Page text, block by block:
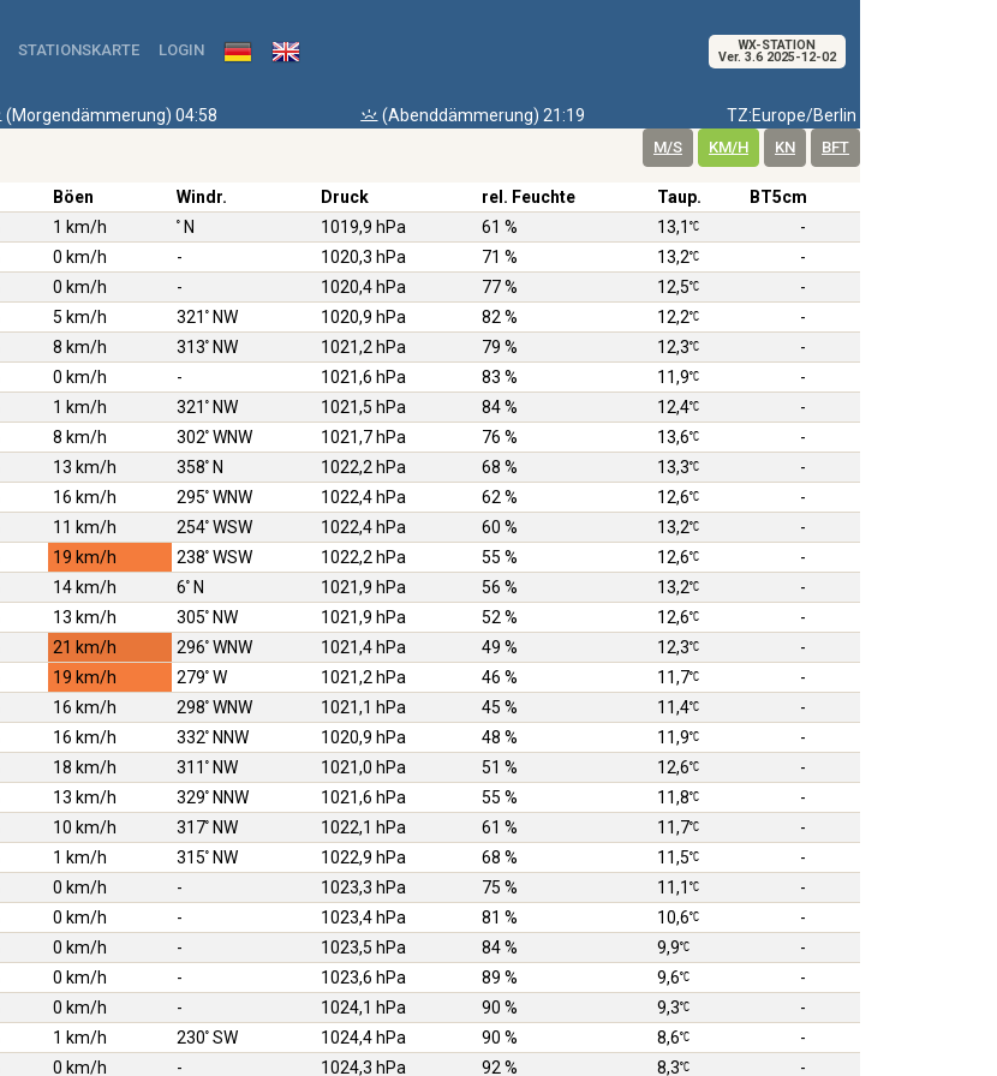
STATIONSKARTE LOGIN WX-STATION
Ver. 3.6 2025-12-02
(Morgendämmerung) 04:58 (Abenddämmerung) 21:19 TZ:Europe/Berlin
M/S KM/H KN BFT
Böen Windr. Druck rel. Feuchte Taup.
BT5cm
1 km/h N 1019,9 hPa 61 % 13,1
-
0 km/h - 1020,3 hPa 71 % 13,2
-
0 km/h - 1020,4 hPa 77 % 12,5
-
5 km/h 321 NW 1020,9 hPa 82 % 12,2
-
8 km/h 313 NW 1021,2 hPa 79 % 12,3
-
0 km/h - 1021,6 hPa 83 % 11,9
-
1 km/h 321 NW 1021,5 hPa 84 % 12,4
-
8 km/h 302 WNW 1021,7 hPa 76 % 13,6
-
13 km/h 358 N 1022,2 hPa 68 % 13,3
-
16 km/h 295 WNW 1022,4 hPa 62 % 12,6
-
11 km/h 254 WSW 1022,4 hPa 60 % 13,2
-
19 km/h 238 WSW 1022,2 hPa 55 % 12,6
-
14 km/h 6 N 1021,9 hPa 56 % 13,2
-
13 km/h 305 NW 1021,9 hPa 52 % 12,6
-
21 km/h 296 WNW 1021,4 hPa 49 % 12,3
-
19 km/h 279 W 1021,2 hPa 46 % 11,7
-
16 km/h 298 WNW 1021,1 hPa 45 % 11,4
-
16 km/h 332 NNW 1020,9 hPa 48 % 11,9
-
18 km/h 311 NW 1021,0 hPa 51 % 12,6
-
13 km/h 329 NNW 1021,6 hPa 55 % 11,8
-
10 km/h 317 NW 1022,1 hPa 61 % 11,7
-
1 km/h 315 NW 1022,9 hPa 68 % 11,5
-
0 km/h - 1023,3 hPa 75 % 11,1
-
0 km/h - 1023,4 hPa 81 % 10,6
-
0 km/h - 1023,5 hPa 84 % 9,9
-
0 km/h - 1023,6 hPa 89 % 9,6
-
0 km/h - 1024,1 hPa 90 % 9,3
-
1 km/h 230 SW 1024,4 hPa 90 % 8,6
-
0 km/h - 1024,3 hPa 92 % 8,3 -